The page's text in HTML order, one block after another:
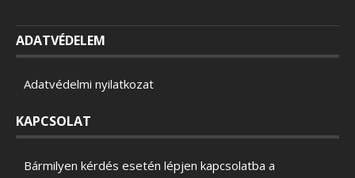
ADATVÉDELEM
Adatvédelmi nyilatkozat
KAPCSOLAT
Bármilyen kérdés esetén lépjen kapcsolatba a